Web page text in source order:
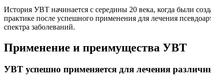
История УВТ начинается с середины 20 века, когда были
практике после успешного применения для лечения
спектра заболеваний.
Применение и преимущества УВТ
УВТ успешно применяется для лечения